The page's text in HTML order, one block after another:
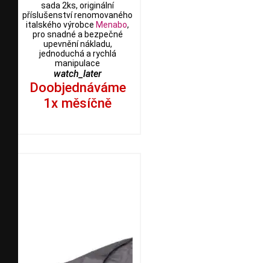
sada 2ks, originální
příslušenství renomovaného
italského výrobce Menabo,
pro snadné a bezpečné
upevnění nákladu,
jednoduchá a rychlá
manipulace
watch_later
Doobjednáváme
1x měsíčně